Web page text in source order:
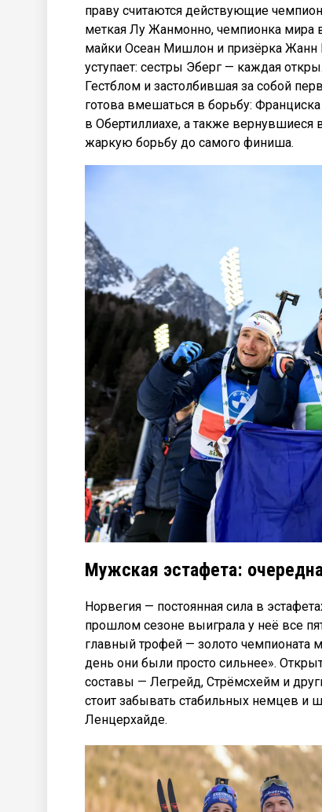
праву считаются действующие
меткая Лу Жанмонно, чемпионка мира
майки Осеан Мишлон и призёрка
уступает: сестры Эберг — каждая
Гестблом и застолбившая за собой
готова вмешаться в борьбу:
в Обертиллиахе, а также вернувшиеся
жаркую борьбу до самого финиша.
Мужская эстафета:
Норвегия — постоянная сила в
прошлом сезоне выиграла у неё все
главный трофей — золото чемпионата
день они были просто сильнее».
составы — Легрейд, Стрёмсхейм и
стоит забывать стабильных немцев и
Ленцерхайде.